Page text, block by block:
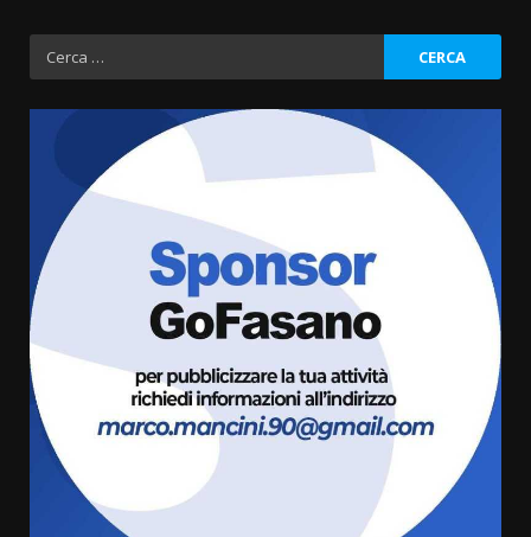
Ricerca
per:
Politiche Giovanili e Mobilità
Sostenibile: premiati gli studenti
universitari del bando “La strada
giusta”
8 Agosto 2026 07:15
“I Contestatori: Musica di
Rivoluzione”: nuovo
appuntamento con “Fasano in
Banda”